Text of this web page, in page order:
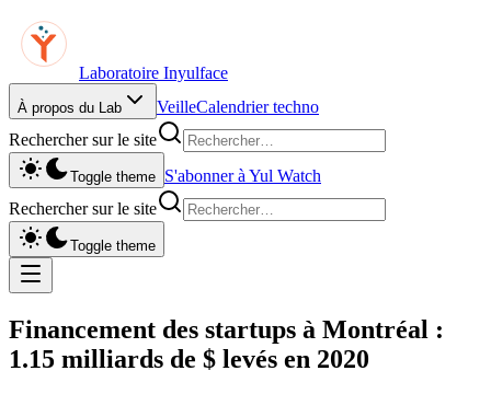
Laboratoire Inyulface
À propos du Lab VeilleCalendrier techno
Rechercher sur le site
Toggle theme S'abonner à Yul Watch
Rechercher sur le site
Toggle theme
Financement des startups à Montréal :
1.15 milliards de $ levés en 2020